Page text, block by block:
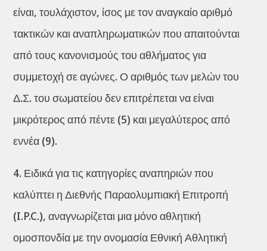
είναι, τουλάχιστον, ίσος με τον αναγκαίο αριθμό
τακτικών και αναπληρωματικών που απαιτούνται
από τους κανονισμούς του αθλήματος για
συμμετοχή σε αγώνες. Ο αριθμός των μελών του
Δ.Σ. του σωματείου δεν επιτρέπεται να είναι
μικρότερος από πέντε (5) και μεγαλύτερος από
εννέα (9).
4. Ειδικά για τις κατηγορίες αναπηριών που
καλύπτει η Διεθνής Παραολυμπιακή Επιτροπή
(I.P.C.), αναγνωρίζεται μια μόνο αθλητική
ομοσπονδία με την ονομασία Εθνική Αθλητική